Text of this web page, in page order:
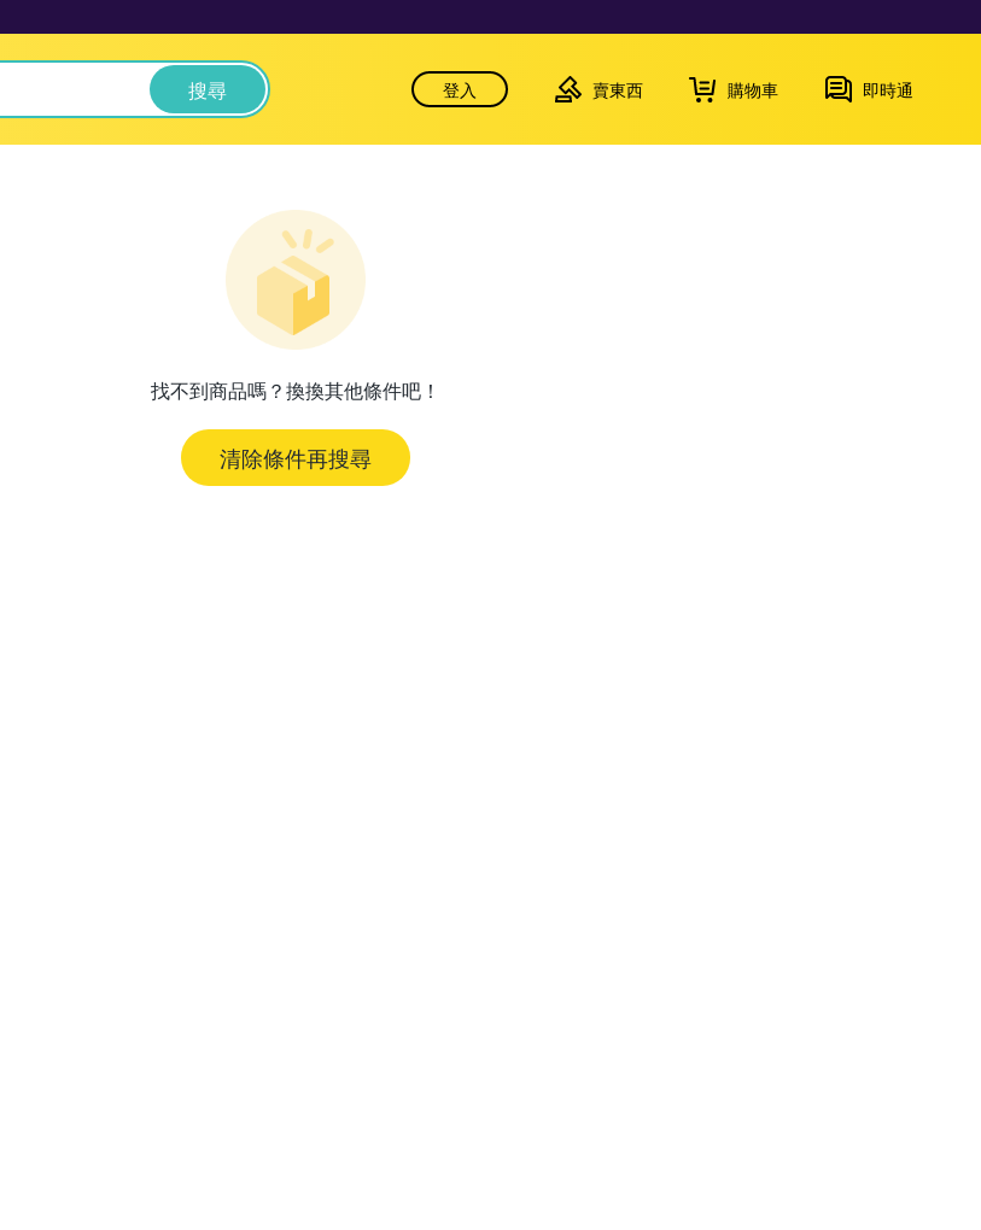
搜尋 登入 賣東西 購物車 即時通
找不到商品嗎？換換其他條件吧！
清除條件再搜尋